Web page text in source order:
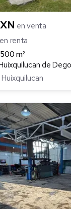
en venta
en renta
500 m²